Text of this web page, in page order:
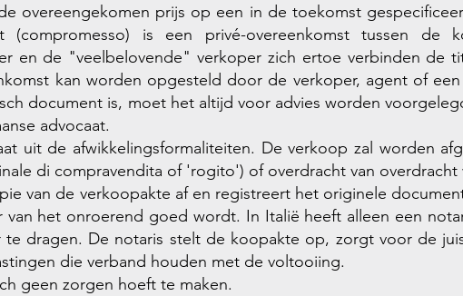
overeengekomen prijs op een in de toekomst
(compromesso) is een privé-overeenkomst tussen
en de "veelbelovende" verkoper zich ertoe verbinden de
kan worden opgesteld door de verkoper, agent of
document is, moet het altijd voor advies worden
advocaat.
uit de afwikkelingsformaliteiten. De verkoop zal worden
di compravendita of 'rogito') of overdracht van
van de verkoopakte af en registreert het originele
van het onroerend goed wordt. In Italië heeft alleen een
dragen. De notaris stelt de koopakte op, zorgt voor de
die verband houden met de voltooiing.
geen zorgen hoeft te maken.